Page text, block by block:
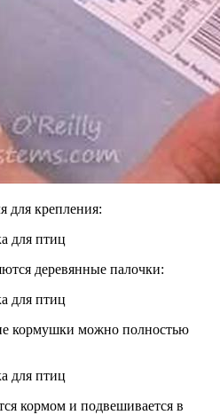
для крепления:
деревянные палочки:
кормушки можно полностью
кормом и подвешивается в